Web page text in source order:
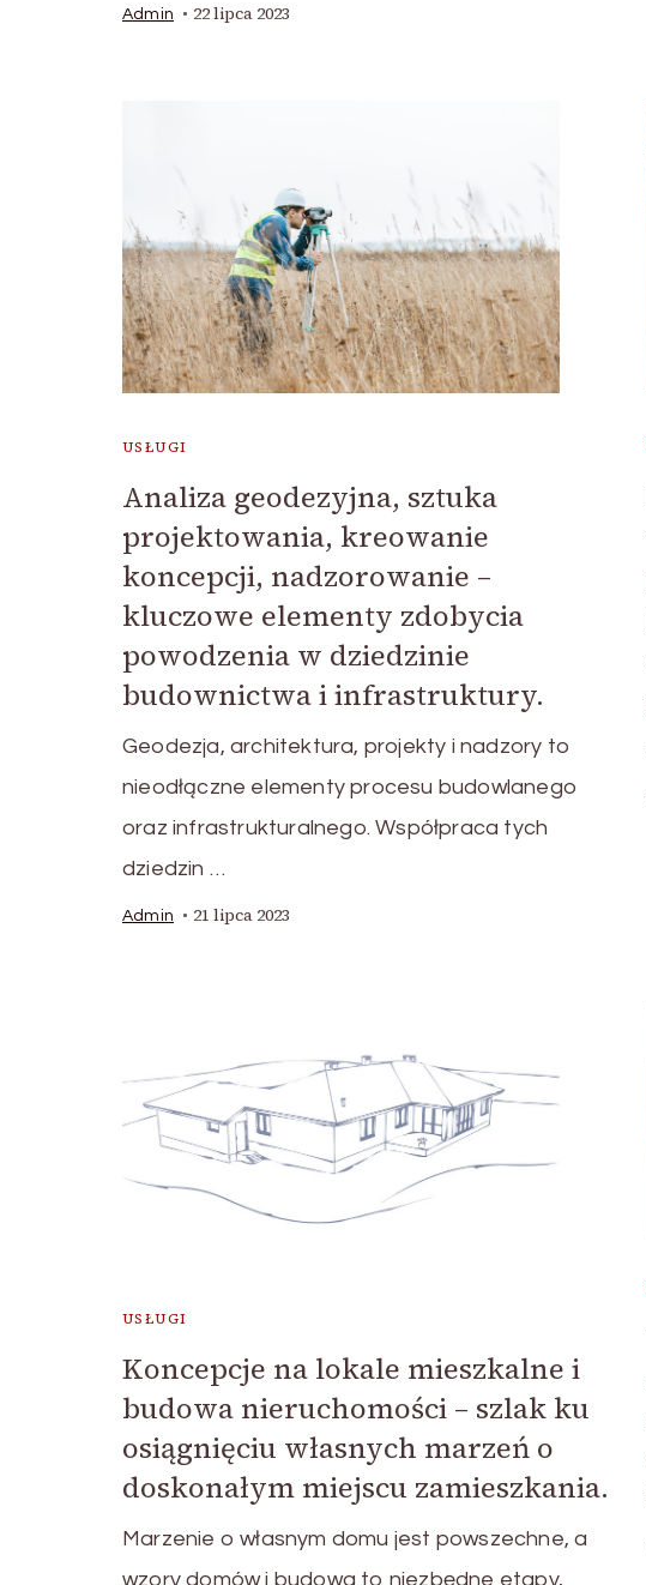
Admin 22 lipca 2023
USŁUGI
Analiza geodezyjna, sztuka
projektowania, kreowanie
koncepcji, nadzorowanie –
kluczowe elementy zdobycia
powodzenia w dziedzinie
budownictwa i infrastruktury.
Geodezja, architektura, projekty i nadzory to
nieodłączne elementy procesu budowlanego
oraz infrastrukturalnego. Współpraca tych
dziedzin …
Admin 21 lipca 2023
USŁUGI
Koncepcje na lokale mieszkalne i
budowa nieruchomości – szlak ku
osiągnięciu własnych marzeń o
doskonałym miejscu zamieszkania.
Marzenie o własnym domu jest powszechne, a
wzory domów i budowa to niezbędne etapy,